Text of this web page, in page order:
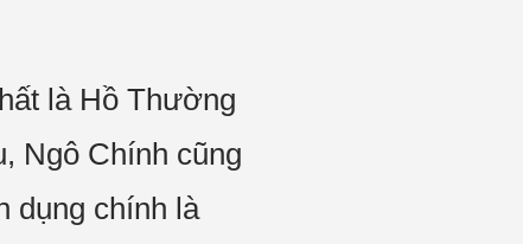
là Hồ Thường
Ngô Chính cũng
dụng chính là